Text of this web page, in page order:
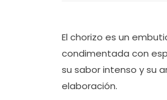
El chorizo es un
condimentada con
su sabor intenso y su
elaboración.